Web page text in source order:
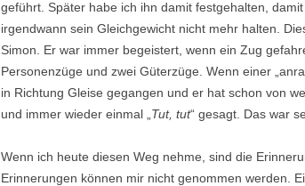
geführt. Später habe ich ihn damit festgehalten,
irgendwann sein Gleichgewicht nicht mehr halten.
Simon. Er war immer begeistert, wenn ein Zug
Personenzüge und zwei Güterzüge. Wenn einer
in Richtung Gleise gegangen und er hat schon von
und immer wieder einmal „ Tut, tut“ gesagt. Das war
Wenn ich heute diesen Weg nehme, sind die
Erinnerungen können mir nicht genommen werden.